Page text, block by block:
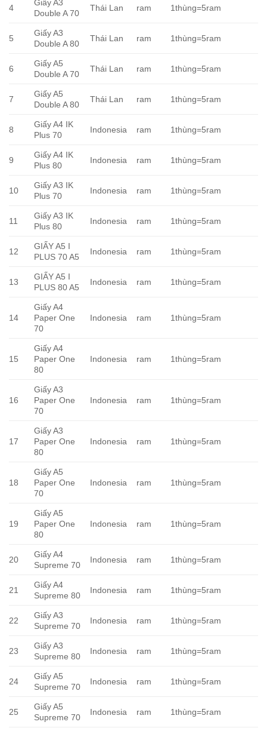
4
Giấy A3
Double A 70
Thái Lan ram 1thùng=5ram
5
Giấy A3
Double A 80
Thái Lan ram 1thùng=5ram
6
Giấy A5
Double A 70
Thái Lan ram 1thùng=5ram
7
Giấy A5
Double A 80
Thái Lan ram 1thùng=5ram
8
Giấy A4 IK
Plus 70
Indonesia ram 1thùng=5ram
9
Giấy A4 IK
Plus 80
Indonesia ram 1thùng=5ram
10
Giấy A3 IK
Plus 70
Indonesia ram 1thùng=5ram
11
Giấy A3 IK
Plus 80
Indonesia ram 1thùng=5ram
12
GIẤY A5 I
PLUS 70 A5
Indonesia ram 1thùng=5ram
13
GIẤY A5 I
PLUS 80 A5
Indonesia ram 1thùng=5ram
14
Giấy A4
Paper One
70
Indonesia ram 1thùng=5ram
15
Giấy A4
Paper One
80
Indonesia ram 1thùng=5ram
16
Giấy A3
Paper One
70
Indonesia ram 1thùng=5ram
17
Giấy A3
Paper One
80
Indonesia ram 1thùng=5ram
18
Giấy A5
Paper One
70
Indonesia ram 1thùng=5ram
19
Giấy A5
Paper One
80
Indonesia ram 1thùng=5ram
20
Giấy A4
Supreme 70
Indonesia ram 1thùng=5ram
21
Giấy A4
Supreme 80
Indonesia ram 1thùng=5ram
22
Giấy A3
Supreme 70
Indonesia ram 1thùng=5ram
23
Giấy A3
Supreme 80
Indonesia ram 1thùng=5ram
24
Giấy A5
Supreme 70
Indonesia ram 1thùng=5ram
25
Giấy A5
Supreme 70
Indonesia ram 1thùng=5ram